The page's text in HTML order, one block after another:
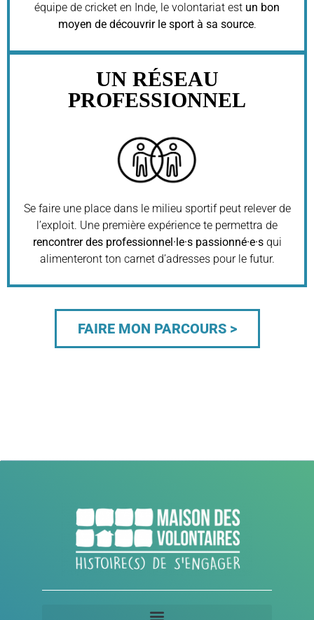
équipe de cricket en Inde, le volontariat est un bon
moyen de découvrir le sport à sa source.
UN RÉSEAU
PROFESSIONNEL
Se faire une place dans le milieu sportif peut relever de
l’exploit. Une première expérience te permettra de
rencontrer des professionnel·le·s passionné·e·squi
alimenteront ton carnet d’adresses pour le futur.
FAIRE MON PARCOURS >